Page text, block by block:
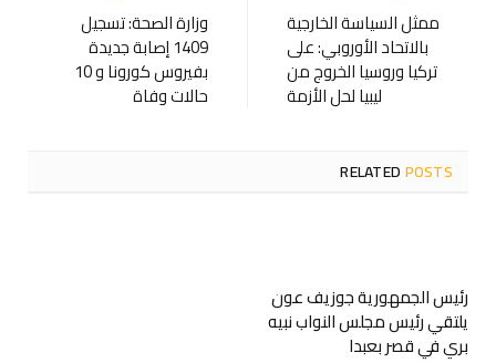
ممثل السياسة الخارجية
بالاتحاد الأوروبي: على
تركيا وروسيا الخروج من
ليبيا لحل الأزمة
وزارة الصحة: تسجيل
1409 إصابة جديدة
بفيروس كورونا و 10
حالات وفاة
RELATEDPOSTS
رئيس الجمهورية جوزيف عون
يلتقي رئيس مجلس النواب نبيه
بري في قصر بعبدا